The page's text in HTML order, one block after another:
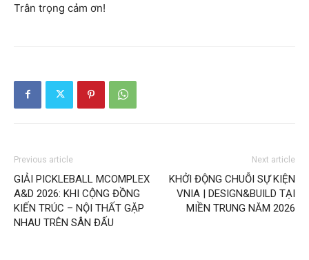
Trân trọng cảm ơn!
Previous article
GIẢI PICKLEBALL MCOMPLEX
A&D 2026: KHI CỘNG ĐỒNG
KIẾN TRÚC – NỘI THẤT GẶP
NHAU TRÊN SÂN ĐẤU
Next article
KHỞI ĐỘNG CHUỖI SỰ KIỆN
VNIA | DESIGN&BUILD TẠI
MIỀN TRUNG NĂM 2026